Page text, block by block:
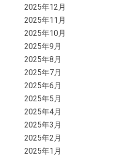
2025年12月
2025年11月
2025年10月
2025年9月
2025年8月
2025年7月
2025年6月
2025年5月
2025年4月
2025年3月
2025年2月
2025年1月